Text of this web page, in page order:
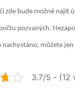
zde bude možné najít
pozvaných.
nachystáno, můžete
3.7/5 - (12